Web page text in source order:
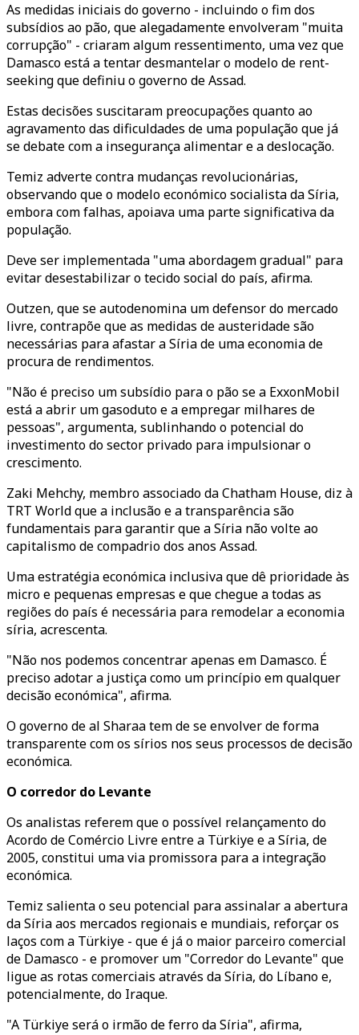
As medidas iniciais do governo - incluindo o fim dos
subsídios ao pão, que alegadamente envolveram "muita
corrupção" - criaram algum ressentimento, uma vez que
Damasco está a tentar desmantelar o modelo de rent-
seeking que definiu o governo de Assad.
Estas decisões suscitaram preocupações quanto ao
agravamento das dificuldades de uma população que já
se debate com a insegurança alimentar e a deslocação.
Temiz adverte contra mudanças revolucionárias,
observando que o modelo económico socialista da Síria,
embora com falhas, apoiava uma parte significativa da
população.
Deve ser implementada "uma abordagem gradual" para
evitar desestabilizar o tecido social do país, afirma.
Outzen, que se autodenomina um defensor do mercado
livre, contrapõe que as medidas de austeridade são
necessárias para afastar a Síria de uma economia de
procura de rendimentos.
"Não é preciso um subsídio para o pão se a ExxonMobil
está a abrir um gasoduto e a empregar milhares de
pessoas", argumenta, sublinhando o potencial do
investimento do sector privado para impulsionar o
crescimento.
Zaki Mehchy, membro associado da Chatham House, diz à
TRT World que a inclusão e a transparência são
fundamentais para garantir que a Síria não volte ao
capitalismo de compadrio dos anos Assad.
Uma estratégia económica inclusiva que dê prioridade às
micro e pequenas empresas e que chegue a todas as
regiões do país é necessária para remodelar a economia
síria, acrescenta.
"Não nos podemos concentrar apenas em Damasco. É
preciso adotar a justiça como um princípio em qualquer
decisão económica", afirma.
O governo de al Sharaa tem de se envolver de forma
transparente com os sírios nos seus processos de decisão
económica.
O corredor do Levante
Os analistas referem que o possível relançamento do
Acordo de Comércio Livre entre a Türkiye e a Síria, de
2005, constitui uma via promissora para a integração
económica.
Temiz salienta o seu potencial para assinalar a abertura
da Síria aos mercados regionais e mundiais, reforçar os
laços com a Türkiye - que é já o maior parceiro comercial
de Damasco - e promover um "Corredor do Levante" que
ligue as rotas comerciais através da Síria, do Líbano e,
potencialmente, do Iraque.
"A Türkiye será o irmão de ferro da Síria", afirma,